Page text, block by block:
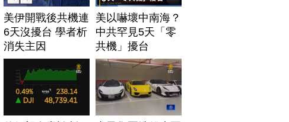
美伊開戰後共機連
6天沒擾台 學者析
消失主因
美以嚇壞中南海？
中共罕見5天「零
共機」擾台